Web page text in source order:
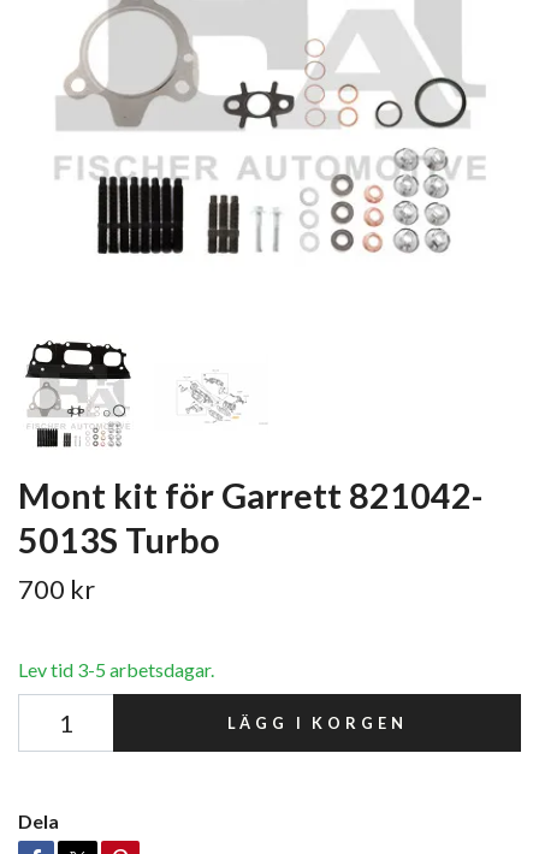
Mont kit för Garrett 821042-
5013S Turbo
700 kr
Lev tid 3-5 arbetsdagar.
LÄGG I KORGEN
Dela